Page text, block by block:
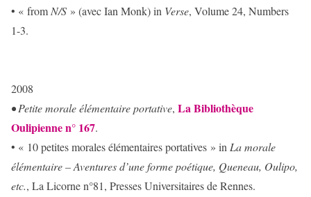
• « from N/S » (avec Ian Monk) in Verse, Volume 24, Numbers
1-3.
2008
• Petite morale élémentaire portative, La Bibliothèque
Oulipienne n° 167.
• « 10 petites morales élémentaires portatives » in La morale
élémentaire –Aventures d’une forme poétique, Queneau, Oulipo,
etc., La Licorne n°81, Presses Universitaires de Rennes.